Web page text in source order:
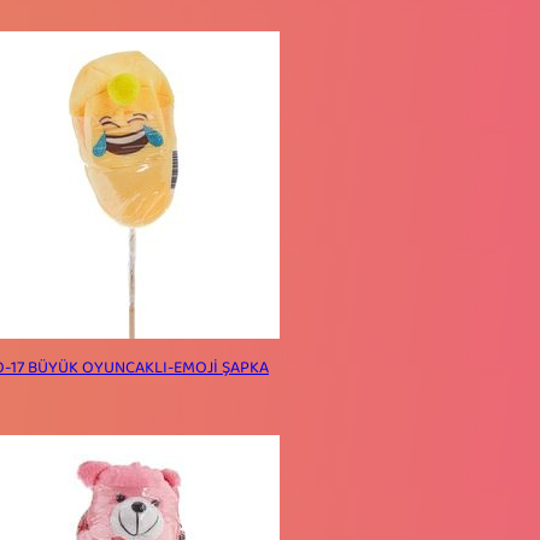
17 BÜYÜK OYUNCAKLI-EMOJİ ŞAPKA